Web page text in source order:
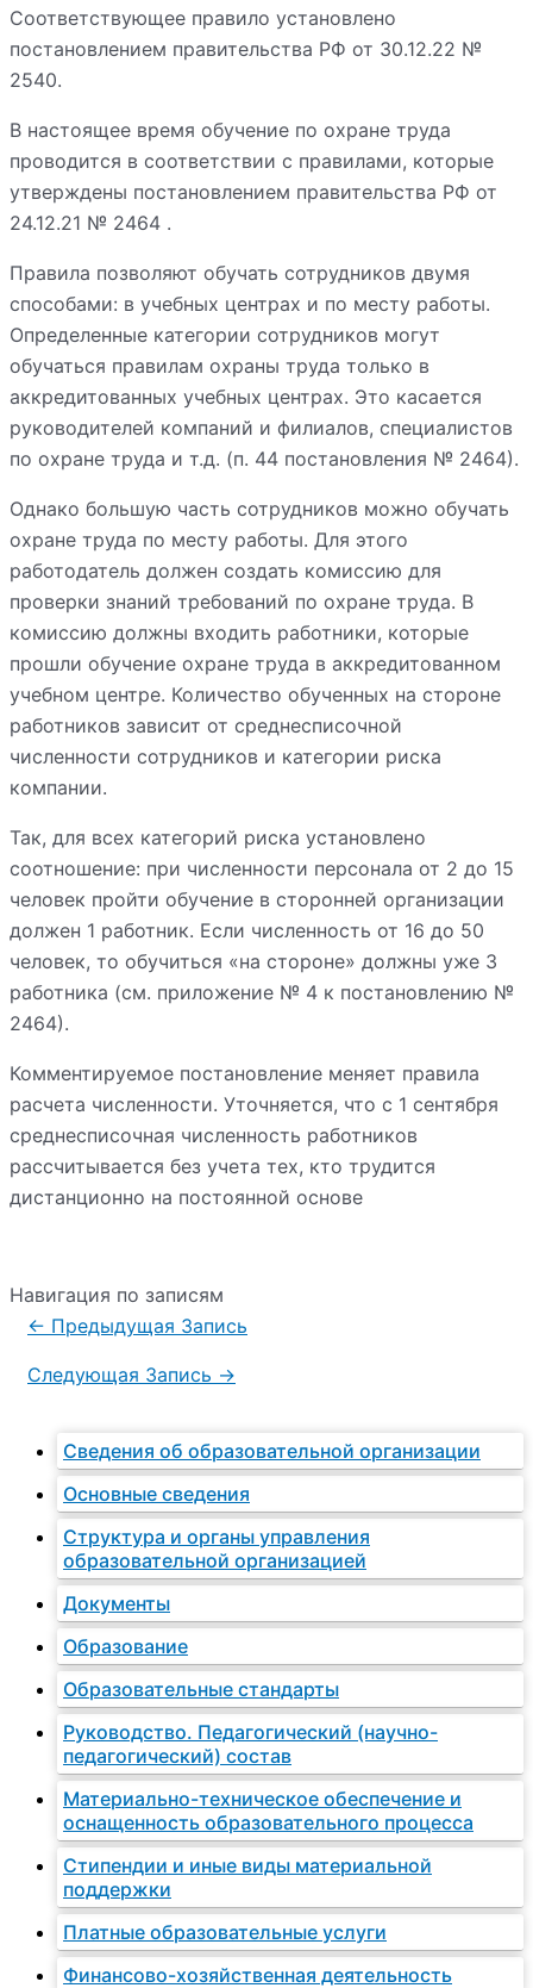
Сведения об образовательной организации
Основные сведения
Структура и органы управления
образовательной организацией
Документы
Образование
Образовательные стандарты
Руководство. Педагогический (научно-
педагогический) состав
Материально-техническое обеспечение и
оснащенность образовательного процесса
Стипендии и иные виды материальной
поддержки
Платные образовательные услуги
Финансово-хозяйственная деятельность
Соответствующее правило установлено
постановлением правительства РФ от 30.12.22 №
2540.
В настоящее время обучение по охране труда
проводится в соответствии с правилами, которые
утверждены постановлением правительства РФ от
24.12.21 № 2464 .
Правила позволяют обучать сотрудников двумя
способами: в учебных центрах и по месту работы.
Определенные категории сотрудников могут
обучаться правилам охраны труда только в
аккредитованных учебных центрах. Это касается
руководителей компаний и филиалов, специалистов
по охране труда и т.д. (п. 44 постановления № 2464).
Однако большую часть сотрудников можно обучать
охране труда по месту работы. Для этого
работодатель должен создать комиссию для
проверки знаний требований по охране труда. В
комиссию должны входить работники, которые
прошли обучение охране труда в аккредитованном
учебном центре. Количество обученных на стороне
работников зависит от среднесписочной
численности сотрудников и категории риска
компании.
Так, для всех категорий риска установлено
соотношение: при численности персонала от 2 до 15
человек пройти обучение в сторонней организации
должен 1 работник. Если численность от 16 до 50
человек, то обучиться «на стороне» должны уже 3
работника (см. приложение № 4 к постановлению №
2464).
Комментируемое постановление меняет правила
расчета численности. Уточняется, что с 1 сентября
среднесписочная численность работников
рассчитывается без учета тех, кто трудится
дистанционно на постоянной основе
Навигация по записям
← Предыдущая Запись
Следующая Запись →